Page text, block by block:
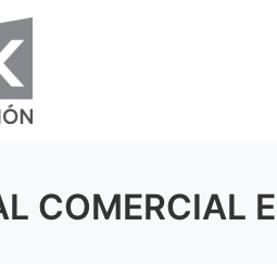
COMERCIAL